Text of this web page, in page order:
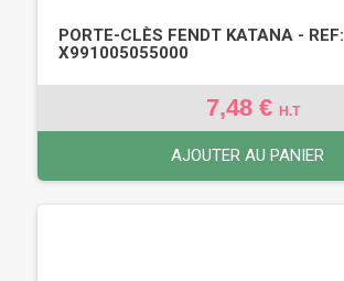
PORTE-CLÈS FENDT KATANA - REF:
X991005055000
7,48 € H.T
AJOUTER AU PANIER